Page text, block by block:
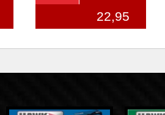
22,95